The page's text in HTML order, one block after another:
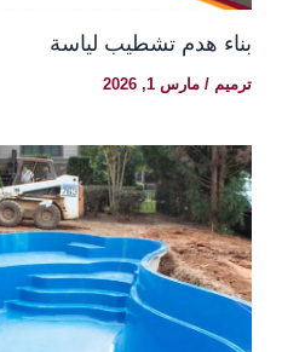
بناء هدم تشطيب لياسة
ترميم /مارس 1, 2026